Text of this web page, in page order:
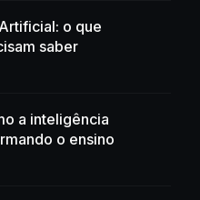
o que
saber
a inteligência
o ensino